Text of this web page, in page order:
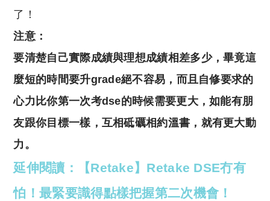
了！
注意：
要清楚自己實際成績與理想成績相差多少，畢竟這
麼短的時間要升grade絕不容易， 而且自修要求的
心力比你第一次考dse的時候需要更大，如能有朋
友跟你目標一樣， 互相砥礪相約溫書， 就有更大動
力。
延伸閱讀：【Retake】Retake DSE冇有
怕！最緊要識得點樣把握第二次機會！